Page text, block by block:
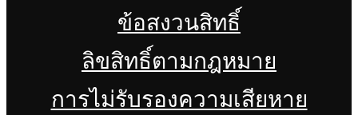
ข้อสงวนสิทธิ์
ลิขสิทธิ์ตามกฎหมาย
การไม่รับรองความเสียหาย